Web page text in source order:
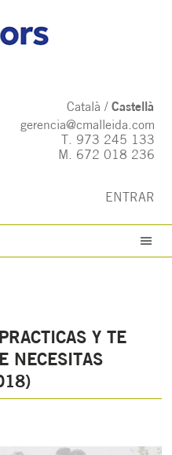
Català
Castellà
gerencia@cmalleida.com
T. 973 245 133
M. 672 018 236
ENTRAR
Y TE
NECESITAS